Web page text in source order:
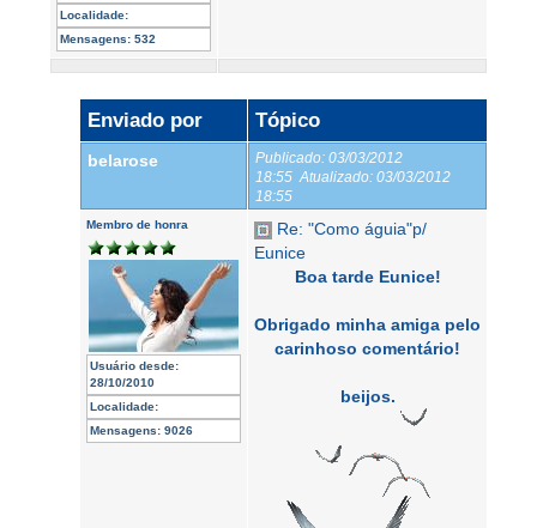
Localidade:
Mensagens: 532
Enviado por Tópico
belarose Publicado: 03/03/2012
18:55 Atualizado: 03/03/2012
18:55
Membro de honra
Usuário desde:
28/10/2010
Localidade:
Mensagens: 9026
Re: "Como águia"p/
Eunice
Boa tarde Eunice!
Obrigado minha amiga pelo
carinhoso comentário!
beijos.